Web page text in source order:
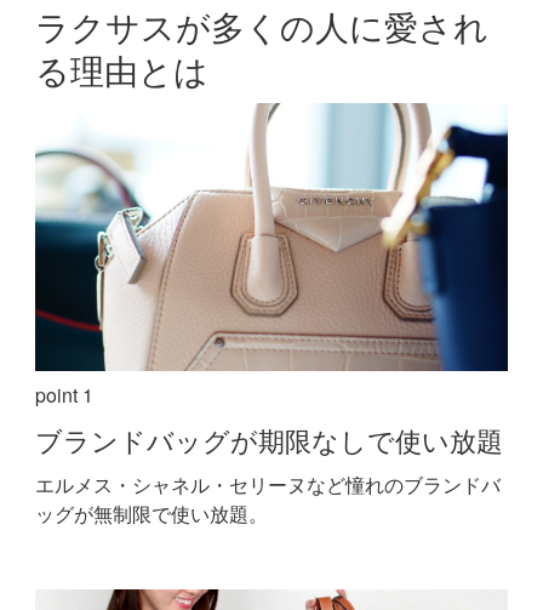
ラクサスが多くの人に愛され
る理由とは
point 1
ブランドバッグが期限なしで使い放題
エルメス・シャネル・セリーヌなど憧れのブランドバ
ッグが無制限で使い放題。